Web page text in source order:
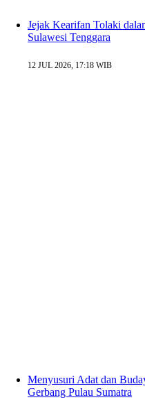
Jejak Kearifan Tolaki
Sulawesi Tenggara
12 JUL 2026, 17:18 WIB
Menyusuri Adat dan
Gerbang Pulau Sumatra